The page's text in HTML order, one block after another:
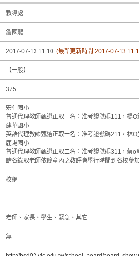
教導處
詹國龍
2017-07-13 11:10 (最新更新時間 2017-07-13
【一般】
375
宏仁國小
普通代理教師甄選正取一名：准考證號碼111，楊O
建華國小
英語代理教師甄選正取一名：准考證號碼211，林O
鹿場國小
普通代理教師甄選正取二名：准考證號碼311，蔡o
請各錄取老師依簡章內之教評會舉行時間到各校參
校網
老師、家長、學生、緊急、其它
無